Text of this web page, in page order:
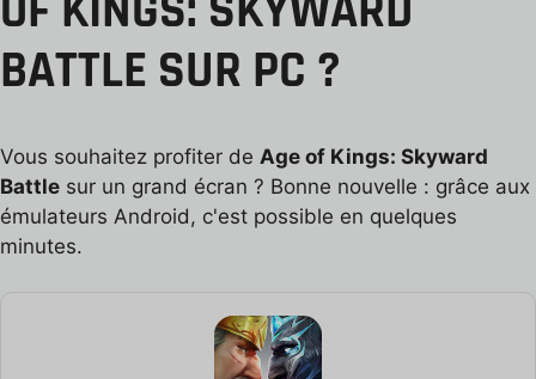
BATTLE SUR PC ?
Vous souhaitez profiter de Age of Kings: Skyward
Battle sur un grand écran ? Bonne nouvelle : grâce aux
émulateurs Android, c'est possible en quelques
minutes.